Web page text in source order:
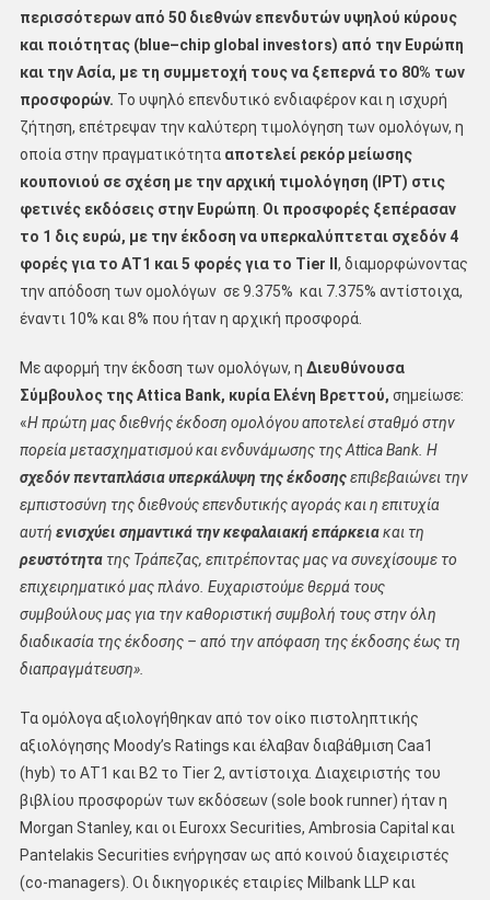
περισσότερων από 50 διεθνών επενδυτών υψηλού κύρους
και ποιότητας (blue–chip global investors) από την Ευρώπη
και την Ασία, με τη συμμετοχή τους να ξεπερνά το 80% των
προσφορών. Το υψηλό επενδυτικό ενδιαφέρον και η ισχυρή
ζήτηση, επέτρεψαν την καλύτερη τιμολόγηση των ομολόγων, η
οποία στην πραγματικότητα αποτελεί ρεκόρ μείωσης
κουπονιού σε σχέση με την αρχική τιμολόγηση (IPT) στις
φετινές εκδόσεις στην Ευρώπη Οι προσφορές ξεπέρασαν
το 1 δις ευρώ, με την έκδοση να υπερκαλύπτεται σχεδόν 4
φορές για το ΑΤ1 και 5 φορές για το Tier
, διαμορφώνοντας
την απόδοση των ομολόγων σε 9.375% και 7.375% αντίστοιχα,
έναντι 10% και 8% που ήταν η αρχική προσφορά.
Με αφορμή την έκδοση των ομολόγων, η Διευθύνουσα
Σύμβουλος τηςAttica Bank, κυρία Ελένη Βρεττού, σημείωσε:
«Η πρώτη μας διεθνής έκδοση ομολόγου αποτελεί σταθμό στην
πορεία μετασχηματισμού και ενδυνάμωσης της Attica Bank. Η
σχεδόν πενταπλάσια υπερκάλυψη της έκδοσηςεπιβεβαιώνει την
εμπιστοσύνη της διεθνούς επενδυτικής αγοράς και η επιτυχία
αυτή ενισχύει σημαντικά την κεφαλαιακή επάρκειακαι τη
ρευστότητατης Τράπεζας, επιτρέποντας μας να συνεχίσουμε το
επιχειρηματικό μας πλάνο. Ευχαριστούμε θερμά τους
συμβούλους μας για την καθοριστική συμβολή τους στην όλη
διαδικασία της έκδοσης – από την απόφαση της έκδοσης έως τη
διαπραγμάτευση».
Τα ομόλογα αξιολογήθηκαν από τον οίκο πιστοληπτικής
αξιολόγησης Moody’s Ratings και έλαβαν διαβάθμιση Caa1
(hyb) το ΑΤ1 και Β2 το Tier 2, αντίστοιχα. Διαχειριστής του
βιβλίου προσφορών των εκδόσεων (sole book runner) ήταν η
Morgan Stanley, και οι Εuroxx Securities, Ambrosia Capital και
Pantelakis Securities ενήργησαν ως από κοινού διαχειριστές
(co-managers). Οι δικηγορικές εταιρίες Milbank LLP και